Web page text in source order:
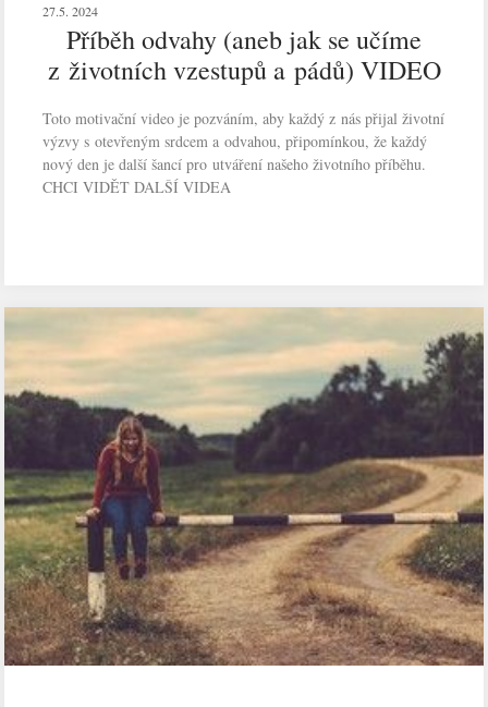
27.5. 2024
Příběh odvahy (aneb jak se učíme
z životních vzestupů a pádů) VIDEO
Toto motivační video je pozváním, aby každý z nás přijal životní
výzvy s otevřeným srdcem a odvahou, připomínkou, že každý
nový den je další šancí pro utváření našeho životního příběhu.
CHCI VIDĚT DALŠÍ VIDEA